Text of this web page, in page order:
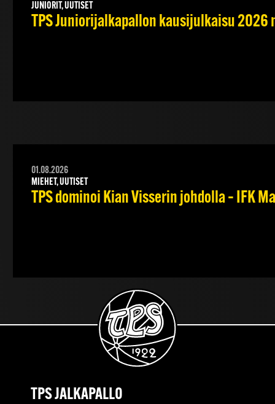
JUNIORIT, UUTISET
TPS Juniorijalkapallon kausijulkaisu 2026
01.08.2026
MIEHET, UUTISET
TPS dominoi Kian Visserin johdolla – IFK
TPS JALKAPALLO